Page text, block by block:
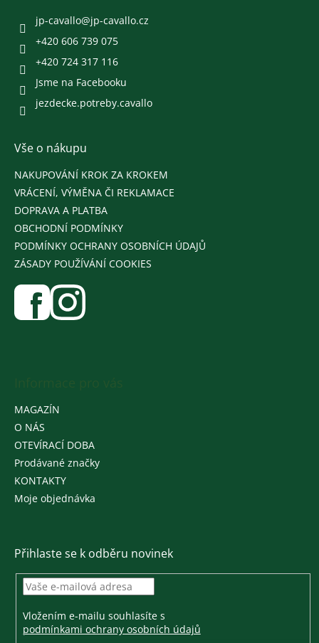
jp-cavallo@jp-cavallo.cz
+420 606 739 075
+420 724 317 116
Jsme na Facebooku
jezdecke.potreby.cavallo
Vše o nákupu
NAKUPOVÁNÍ KROK ZA KROKEM
VRÁCENÍ, VÝMĚNA ČI REKLAMACE
DOPRAVA A PLATBA
OBCHODNÍ PODMÍNKY
PODMÍNKY OCHRANY OSOBNÍCH ÚDAJŮ
ZÁSADY POUŽÍVÁNÍ COOKIES
MAGAZÍN
O NÁS
OTEVÍRACÍ DOBA
Prodávané značky
KONTAKTY
Moje objednávka
Přihlaste se k odběru novinek
Vložením e-mailu souhlasíte s
podmínkami ochrany osobních údajů